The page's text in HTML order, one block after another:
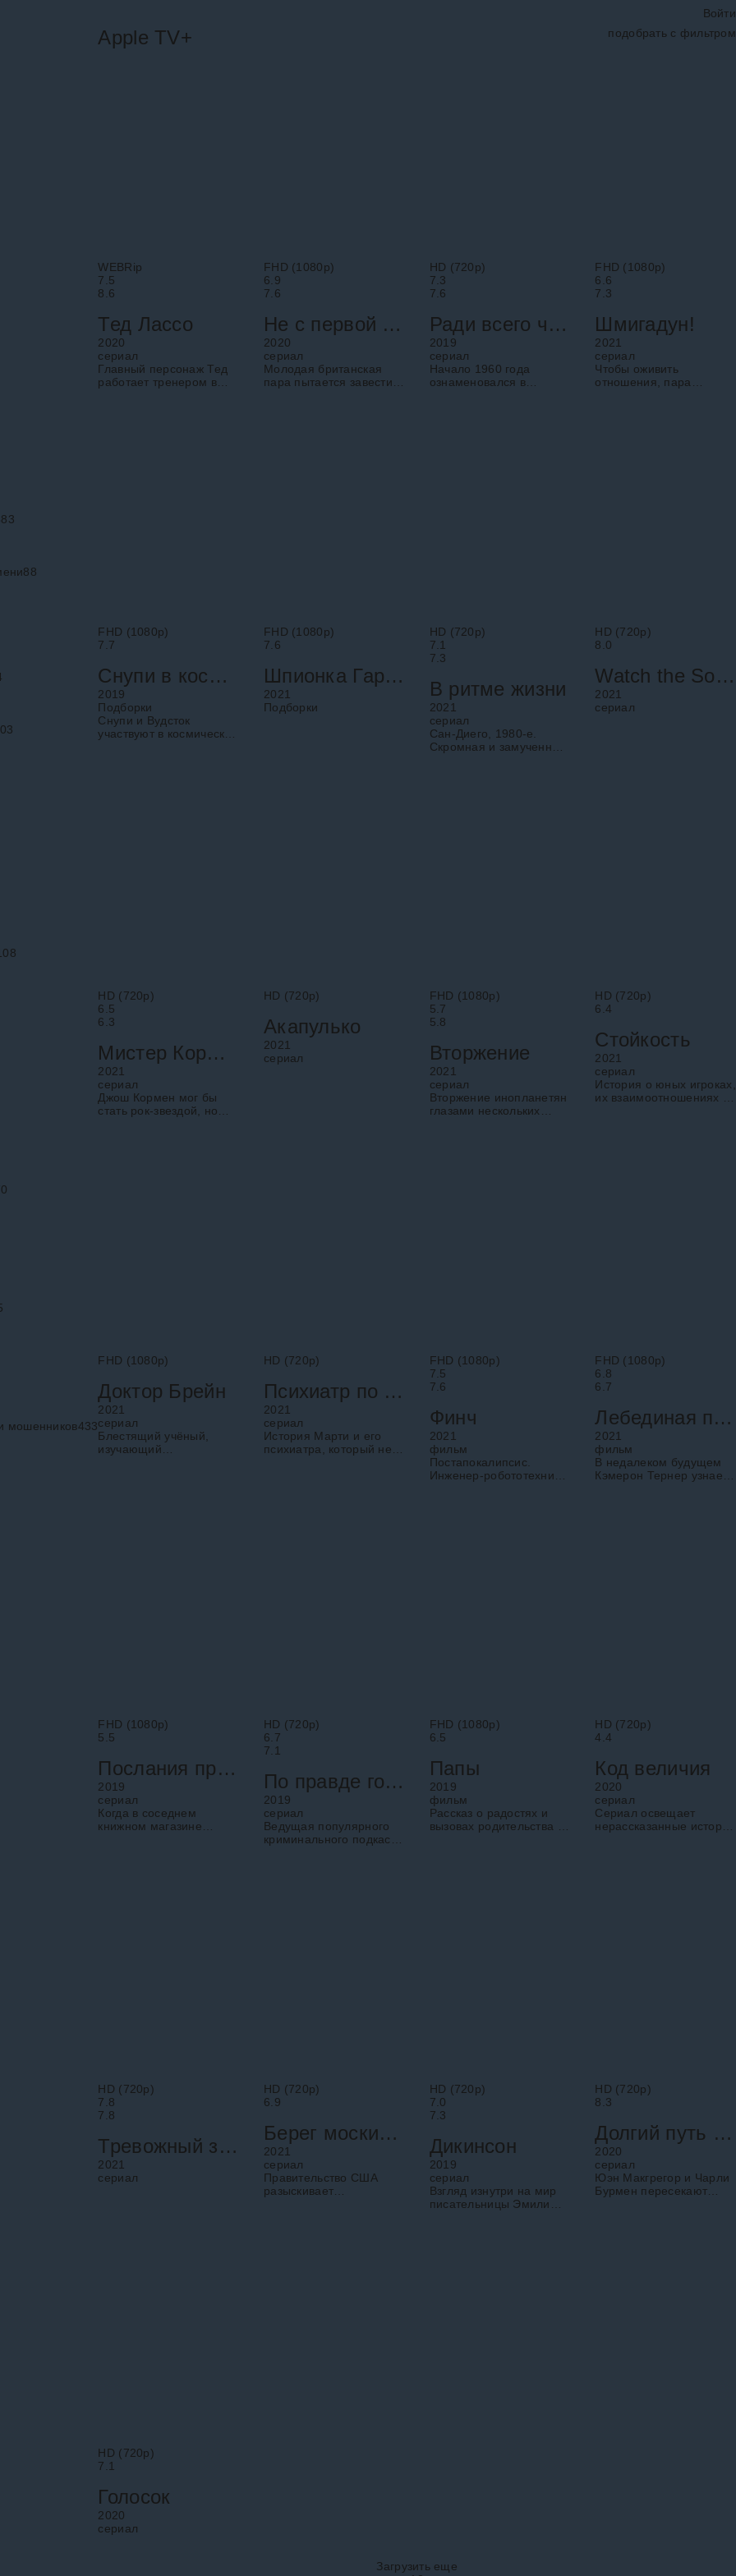
Войти
88
мошенников433
Apple TV+ подобрать с фильтром
WEBRip
7.5
8.6
Тед Лассо
2020
cериал
Главный персонаж Тед
работает тренером в
FHD (1080p)
6.9
7.6
Не с первой попытки
2020
cериал
Молодая британская
пара пытается завести
HD (720p)
7.3
7.6
Ради всего человечества
2019
cериал
Начало 1960 года
ознаменовался в
FHD (1080p)
6.6
7.3
Шмигадун!
2021
cериал
Чтобы оживить
отношения, пара
FHD (1080p)
7.7
Снупи в космосе
2019
Подборки
Снупи и Вудсток
участвуют в космической
FHD (1080p)
7.6
Шпионка Гарриет
2021
Подборки
HD (720p)
7.1
7.3
В ритме жизни
2021
cериал
Сан-Диего, 1980-е.
Скромная и замученная
HD (720p)
8.0
Watch the Sound with Mark Ronson
2021
cериал
HD (720p)
6.5
6.3
Мистер Корман
2021
cериал
Джош Кормен мог бы
стать рок-звездой, но
HD (720p)
Акапулько
2021
cериал
FHD (1080p)
5.7
5.8
Вторжение
2021
cериал
Вторжение инопланетян
глазами нескольких
HD (720p)
6.4
Стойкость
2021
cериал
История о юных игроках,
их взаимоотношениях в
FHD (1080p)
Доктор Брейн
2021
cериал
Блестящий учёный,
изучающий
HD (720p)
Психиатр по соседству
2021
cериал
История Марти и его
психиатра, который не
FHD (1080p)
7.5
7.6
Финч
2021
фильм
Постапокалипсис.
Инженер-робототехник
FHD (1080p)
6.8
6.7
Лебединая песня
2021
фильм
В недалеком будущем
Кэмерон Тернер узнает,
FHD (1080p)
5.5
Послания призрака
2019
cериал
Когда в соседнем
книжном магазине
HD (720p)
6.7
7.1
По правде говоря
2019
cериал
Ведущая популярного
криминального подкаста
FHD (1080p)
6.5
Папы
2019
фильм
Рассказ о радостях и
вызовах родительства в
HD (720p)
4.4
Код величия
2020
cериал
Сериал освещает
нерассказанные истории
HD (720p)
7.8
7.8
Тревожный звонок
2021
cериал
HD (720p)
6.9
Берег москитов
2021
cериал
Правительство США
разыскивает
HD (720p)
7.0
7.3
Дикинсон
2019
cериал
Взгляд изнутри на мир
писательницы Эмили
HD (720p)
8.3
Долгий путь наверх
2020
cериал
Юэн Макгрегор и Чарли
Бурмен пересекают
HD (720p)
7.1
Голосок
2020
cериал
Загрузить еще